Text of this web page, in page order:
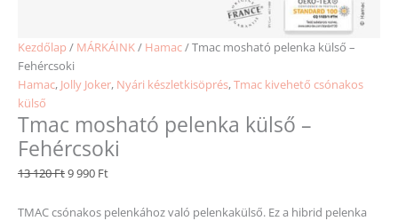
Kezdőlap / MÁRKÁINK/ Hamac/ Tmac mosható pelenka külső –
Fehércsoki
Hamac, Jolly Joker, Nyári készletkisöprés,Tmac kivehető csónakos
külső
Tmac mosható pelenka külső –
Fehércsoki
13 120Ft9 990 Ft
TMAC csónakos pelenkához való pelenkakülső. Ez a hibrid pelenka